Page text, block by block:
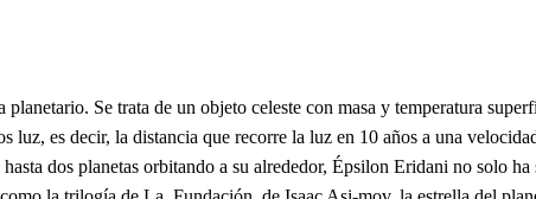
Se trata de un objeto celeste con masa y temperatura
luz, es decir, la distancia que recorre la luz en 10 años a una
dos planetas orbitando a su alrededor, Épsilon Eridani no solo